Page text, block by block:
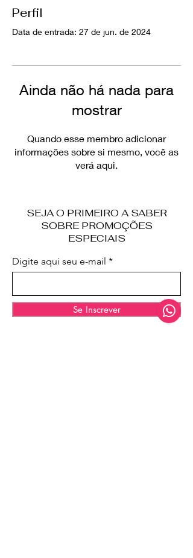
Perfil
Data de entrada: 27 de jun. de 2024
Ainda não há nada para
mostrar
Quando esse membro adicionar
informações sobre si mesmo, você as
verá aqui.
SEJA O PRIMEIRO A SABER
SOBRE PROMOÇÕES
ESPECIAIS
Digite aqui seu e-mail
Se Inscrever